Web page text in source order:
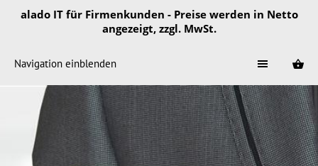
alado IT für Firmenkunden - Preise werden in Netto
angezeigt, zzgl. MwSt.
Navigation einblenden